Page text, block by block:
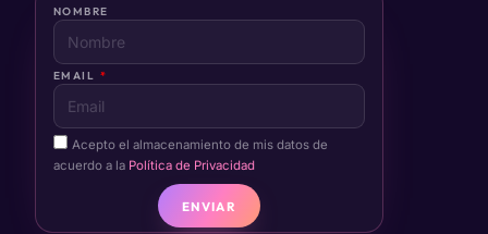
NOMBRE
EMAIL
Acepto el almacenamiento de mis datos de
acuerdo a la Política de Privacidad
ENVIAR